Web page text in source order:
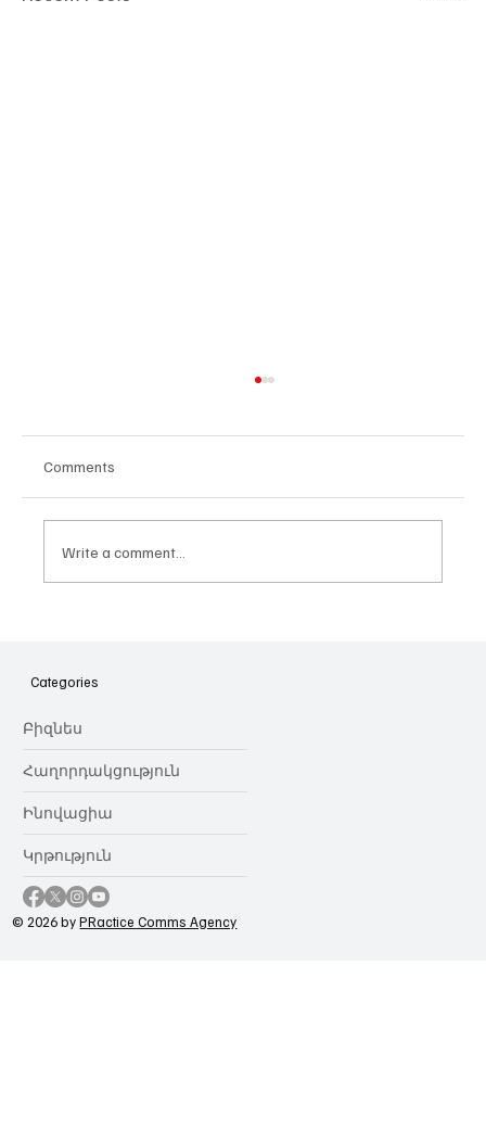
նվիրում որոշում
Comments
Write a comment...
Categories
Բիզնես
Հաղորդակցություն
Ինովացիա
Կրթություն
© 2026 byPRactice Comms Agency